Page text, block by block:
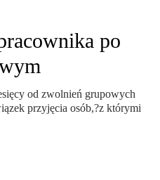
po
od zwolnień grupowych
przyjęcia osób,?z którymi